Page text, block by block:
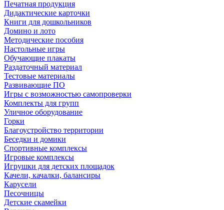
Печатная продукция
Дидактические карточки
Книги для дошкольников
Домино и лото
Методические пособия
Настольные игры
Обучающие плакаты
Раздаточный материал
Тестовые материалы
Развивающие ПО
Игры с возможностью самопроверки
Комплекты для групп
Уличное оборудование
Горки
Благоустройство территории
Беседки и домики
Спортивные комплексы
Игровые комплексы
Игрушки для детских площадок
Качели, качалки, балансиры
Карусели
Песочницы
Детские скамейки